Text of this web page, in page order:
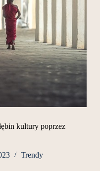
kultury poprzez
Trendy